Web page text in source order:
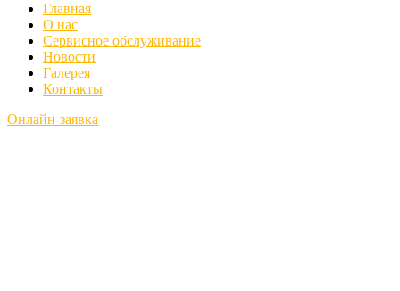
Главная
О нас
Сервисное обслуживание
Новости
Галерея
Контакты
Онлайн-заявка